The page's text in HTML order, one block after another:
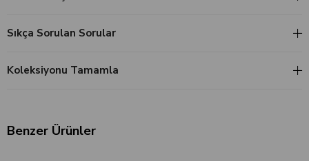
Sıkça Sorulan Sorular
Koleksiyonu Tamamla
Benzer Ürünler